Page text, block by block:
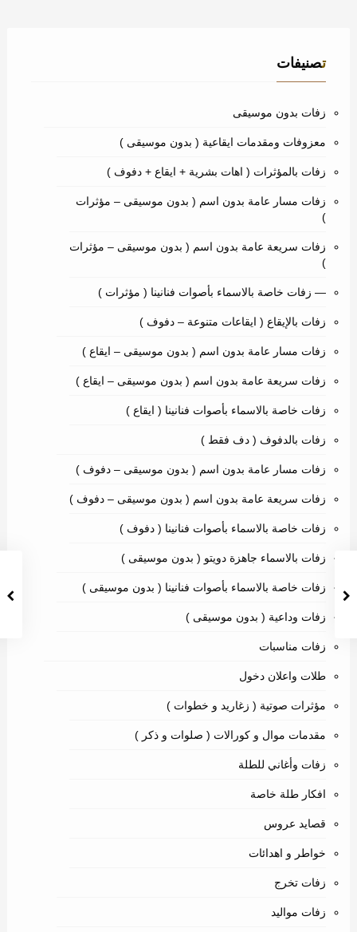
تصنيفات
زفات بدون موسيقى
معزوفات ومقدمات ايقاعية ( بدون موسيقى )
زفات بالمؤثرات ( اهات بشرية + ايقاع + دفوف )
زفات مسار عامة بدون اسم ( بدون موسيقى – مؤثرات
)
زفات سريعة عامة بدون اسم ( بدون موسيقى – مؤثرات
)
— زفات خاصة بالاسماء بأصوات فنانينا ( مؤثرات )
زفات بالإيقاع ( ايقاعات متنوعة – دفوف )
زفات مسار عامة بدون اسم ( بدون موسيقى – ايقاع )
زفات سريعة عامة بدون اسم ( بدون موسيقى – ايقاع )
زفات خاصة بالاسماء بأصوات فنانينا ( ايقاع )
زفات بالدفوف ( دف فقط )
زفات مسار عامة بدون اسم ( بدون موسيقى – دفوف )
زفات سريعة عامة بدون اسم ( بدون موسيقى – دفوف )
زفات خاصة بالاسماء بأصوات فنانينا ( دفوف )
زفات بالاسماء جاهزة دويتو ( بدون موسيقى )
زفات خاصة بالاسماء بأصوات فنانينا ( بدون موسيقى )
زفات وداعية ( بدون موسيقى )
زفات مناسبات
طلات واعلان دخول
مؤثرات صوتية ( زغاريد و خطوات )
مقدمات موال و كورالات ( صلوات و ذكر )
زفات وأغاني للطلة
افكار طلة خاصة
قصايد عروس
خواطر و اهدائات
زفات تخرج
زفات مواليد